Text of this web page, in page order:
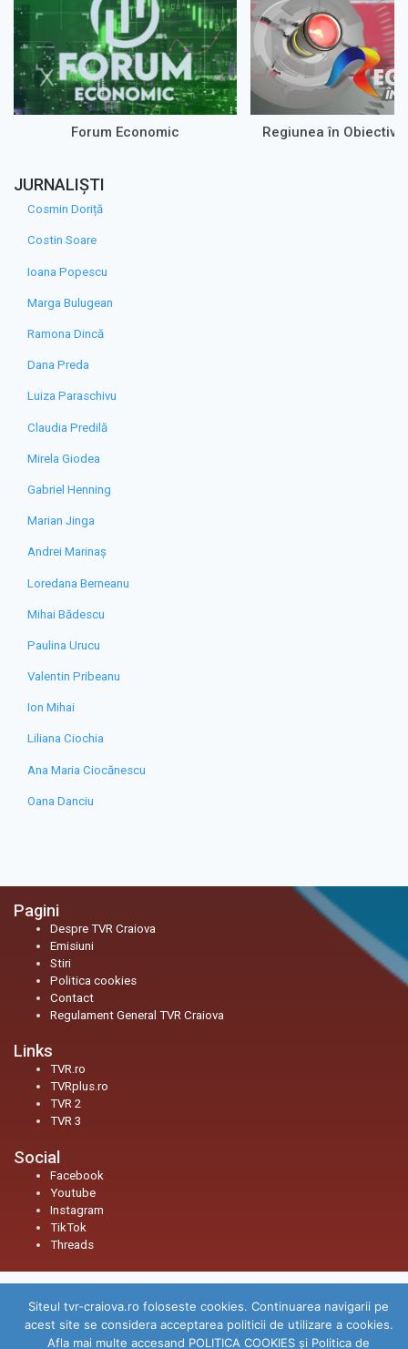
Forum Economic Regiunea în Obiectiv
JURNALIȘTI
Cosmin Doriță
Costin Soare
Ioana Popescu
Marga Bulugean
Ramona Dincă
Dana Preda
Luiza Paraschivu
Claudia Predilă
Mirela Giodea
Gabriel Henning
Marian Jinga
Andrei Marinaș
Loredana Berneanu
Mihai Bădescu
Paulina Urucu
Valentin Pribeanu
Ion Mihai
Liliana Ciochia
Ana Maria Ciocănescu
Oana Danciu
Pagini
Despre TVR Craiova
Emisiuni
Stiri
Politica cookies
Contact
Regulament General TVR Craiova
Links
TVR.ro
TVRplus.ro
TVR 2
TVR 3
Social
Facebook
Youtube
Instagram
TikTok
Threads
Siteul tvr-craiova.ro foloseste cookies. Continuarea navigarii pe
acest site se considera acceptarea politicii de utilizare a cookies.
Afla mai multe accesand POLITICA COOKIES și Politica de